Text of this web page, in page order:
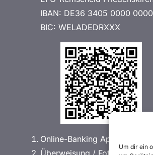
Um dir ein
IBAN: DE36 3405 0000
BIC: WELADEDRXXX
Online-Banking App öffnen
Überweisung /